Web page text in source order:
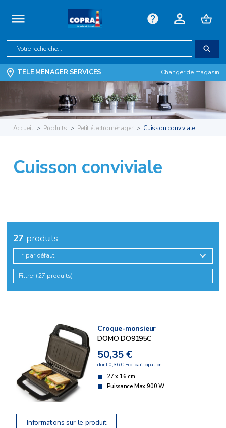
TELE MENAGER SERVICES Changer de magasin
Accueil Produits Petit électroménager Cuisson conviviale
Cuisson conviviale
27 produits
Tri par défaut
Filtrer (27 produits)
Croque-monsieur
DOMO DO9195C
50,35 €
dont 0,36 € Eco-participation
27 x 16 cm
Puissance Max 900 W
Informations sur le produit